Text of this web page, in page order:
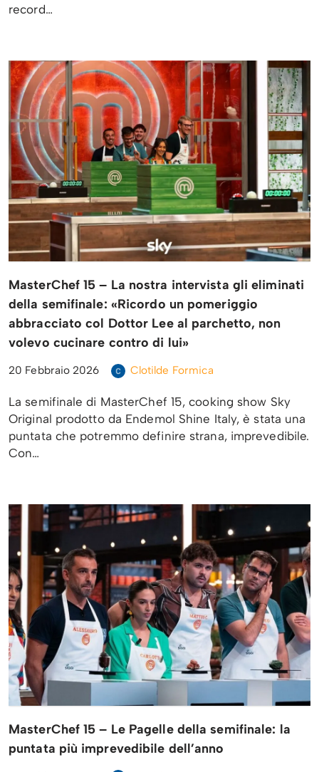
record…
MasterChef 15 – La nostra intervista gli eliminati
della semifinale: «Ricordo un pomeriggio
abbracciato col Dottor Lee al parchetto, non
volevo cucinare contro di lui»
20 Febbraio 2026 Clotilde Formica
La semifinale di MasterChef 15, cooking show Sky
Original prodotto da Endemol Shine Italy, è stata una
puntata che potremmo definire strana, imprevedibile.
Con…
MasterChef 15 – Le Pagelle della semifinale: la
puntata più imprevedibile dell’anno